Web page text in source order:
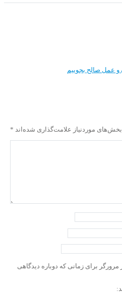
و عمل صالح بجوییم
بخش‌های موردنیاز علامت‌گذاری شده‌اند *
برای زمانی که دوباره دیدگاهی